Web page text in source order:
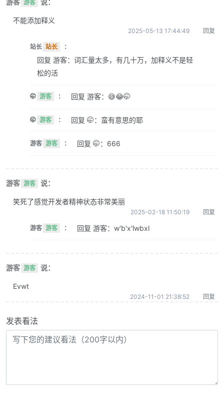
游客 游客 说：
不能添加释义
2025-05-13 17:44:49 回复
站长 站长 ：
回复 游客：词汇量太多，有几十万，加释义不是轻
松的活
🤭 游客 ： 回复 游客：😅😂🤭
🤭 游客 ： 回复 🤭：蛮有意思的耶
游客 游客 ： 回复 🤭：666
游客 游客 说：
笑死了感觉开发者精神状态非常美丽
2025-02-18 11:50:19 回复
游客 游客 ： 回复 游客：w'b'x'lwbxl
游客 游客 说：
Evwt
2024-11-01 21:38:52 回复
发表看法